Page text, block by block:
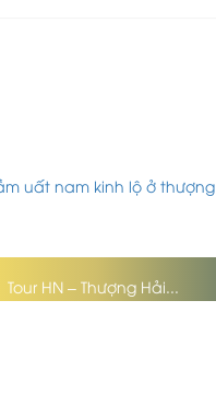
Tour HN – Thượng Hải...